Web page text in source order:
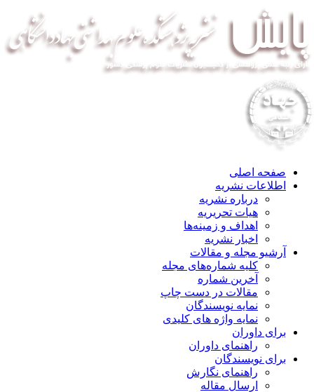
صفحه اصلی
اطلاعات نشریه
درباره نشریه
هیات تحریریه
اهداف و زمینه‌ها
اخبار نشریه
آرشیو مجله و مقالات
کلیه شماره‌های مجله
آخرین شماره
مقالات در دست چاپ
نمایه نویسندگان
نمایه واژه های کلیدی
برای داوران
راهنمای داوران
برای نویسندگان
راهنمای نگارش
ارسال مقاله